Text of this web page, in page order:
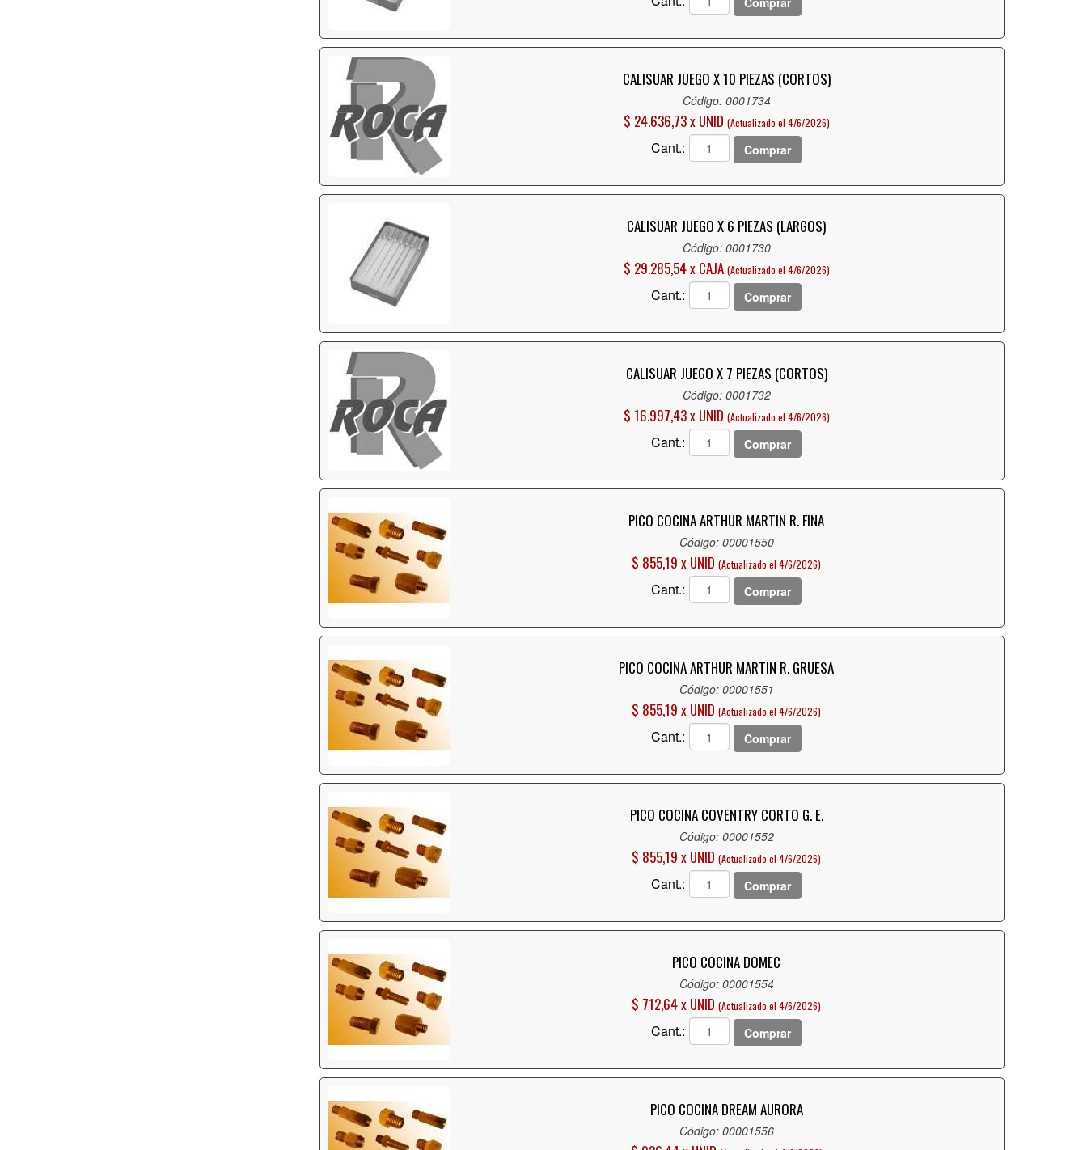
CALISUAR JUEGO X 10 PIEZAS (CORTOS)
Código: 0001734
$ 24.636,73 x UNID (Actualizado el 4/6/2026)
Cant.: Comprar
CALISUAR JUEGO X 6 PIEZAS (LARGOS)
Código: 0001730
$ 29.285,54 x CAJA (Actualizado el 4/6/2026)
Cant.: Comprar
CALISUAR JUEGO X 7 PIEZAS (CORTOS)
Código: 0001732
$ 16.997,43 x UNID (Actualizado el 4/6/2026)
Cant.: Comprar
PICO COCINA ARTHUR MARTIN R. FINA
Código: 00001550
$ 855,19 x UNID (Actualizado el 4/6/2026)
Cant.: Comprar
PICO COCINA ARTHUR MARTIN R. GRUESA
Código: 00001551
$ 855,19 x UNID (Actualizado el 4/6/2026)
Cant.: Comprar
PICO COCINA COVENTRY CORTO G. E.
Código: 00001552
$ 855,19 x UNID (Actualizado el 4/6/2026)
Cant.: Comprar
PICO COCINA DOMEC
Código: 00001554
$ 712,64 x UNID (Actualizado el 4/6/2026)
Cant.: Comprar
PICO COCINA DREAM AURORA
Código: 00001556